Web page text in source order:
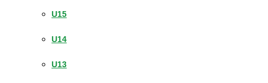
U15
U14
U13